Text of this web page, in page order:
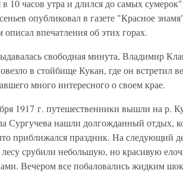
в 10 часов утра и длился до самых
опубликовал в газете "Красное
описал впечатления об этих горах.
свободная минута, Владимир
в стойбище Кукан, где он встретил
много интересного о своем крае.
1917 г. путешественники вышли на р.
Сургучева нашли долгожданный отдых,
приближался праздник. На следующий
срубили небольшую, но красивую
Вечером все побаловались жидким